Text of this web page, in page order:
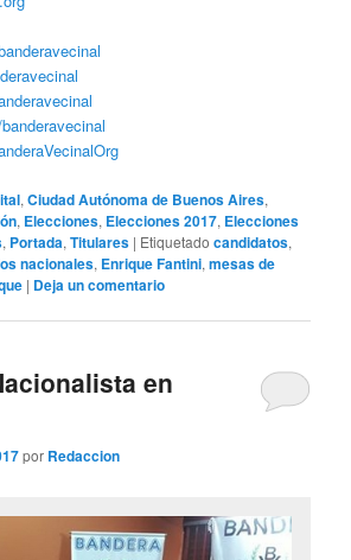
,Ciudad Autónoma de Buenos Aires,
, Elecciones, Elecciones 2017, Elecciones
, Portada,Titulares | Etiquetado candidatos,
nacionales, Enrique Fantini,mesas de
| Deja un comentario
en
por Redaccion